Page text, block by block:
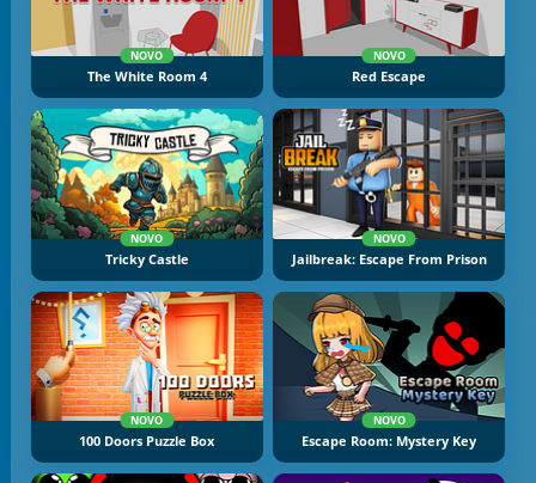
NOVO
The White Room 4
NOVO
Red Escape
NOVO
Tricky Castle
NOVO
Jailbreak: Escape From Prison
NOVO
100 Doors Puzzle Box
NOVO
Escape Room: Mystery Key